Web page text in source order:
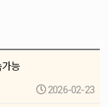
능
2026-02-23